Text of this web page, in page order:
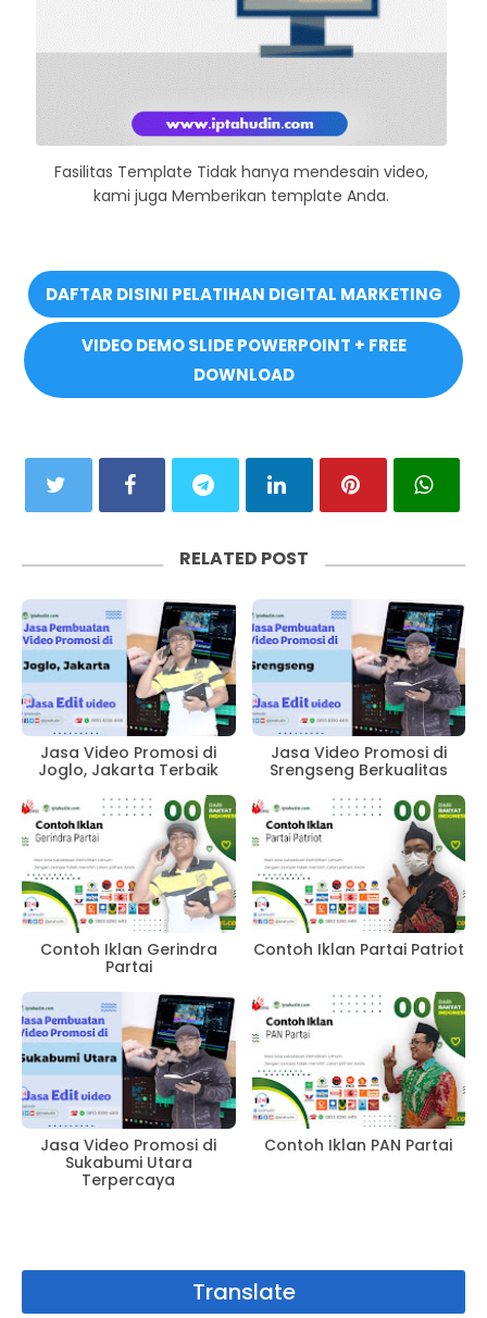
Fasilitas Template Tidak hanya mendesain video,
kami juga Memberikan template Anda.
DAFTAR DISINI PELATIHAN DIGITAL MARKETING
VIDEO DEMO SLIDE POWERPOINT + FREE
DOWNLOAD
RELATED POST
Jasa Video Promosi di
Joglo, Jakarta Terbaik
Jasa Video Promosi di
Srengseng Berkualitas
Contoh Iklan Gerindra
Partai
Contoh Iklan Partai Patriot
Jasa Video Promosi di
Sukabumi Utara
Terpercaya
Contoh Iklan PAN Partai
Translate